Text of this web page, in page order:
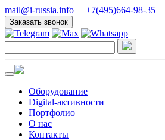
mail@i-russia.info +7(495)664-98-35
Заказать звонок
Оборудование
Digital-активности
Портфолио
О нас
Контакты